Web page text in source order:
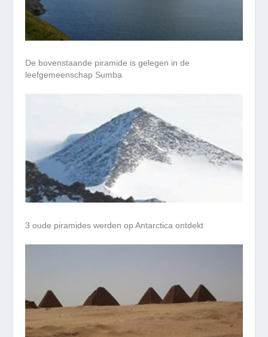
De bovenstaande piramide is gelegen in de
leefgemeenschap Sumba
3 oude piramides werden op Antarctica ontdekt